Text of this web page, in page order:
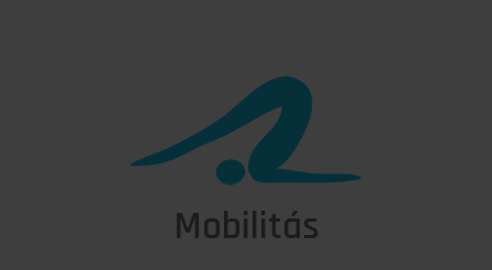
Mobilitás